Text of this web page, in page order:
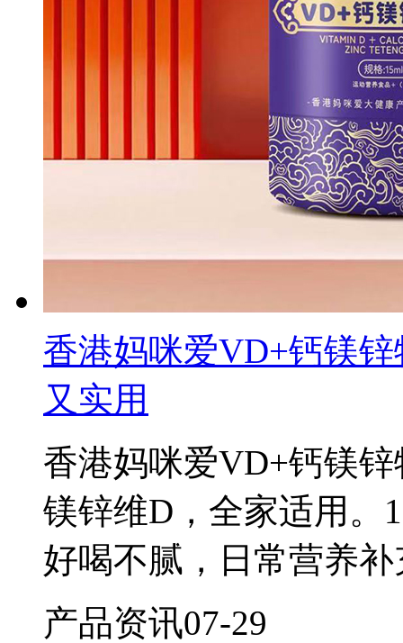
香港妈咪爱VD+钙镁
又实用
香港妈咪爱VD+钙镁
镁锌维D，全家适用。
好喝不腻，日常营养
产品资讯07-29